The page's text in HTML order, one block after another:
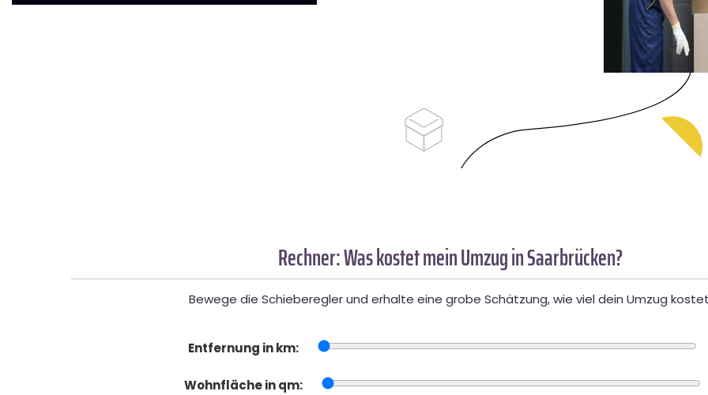
Rechner: Was kostet mein Umzug in Saarbrücken?
Bewege die Schieberegler und erhalte eine grobe Schätzung, wie viel dein Umzug
Entfernung in km:
Wohnfläche in qm: